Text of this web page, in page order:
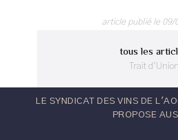
article publié le 09/
tous les
Trait d'Union
LE SYNDICAT DES VINS DE
PROPOSE